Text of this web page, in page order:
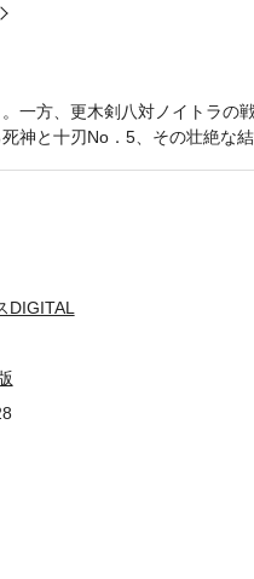
一方、更木剣八対ノイトラ
死神と十刃No．5、その壮絶
DIGITAL